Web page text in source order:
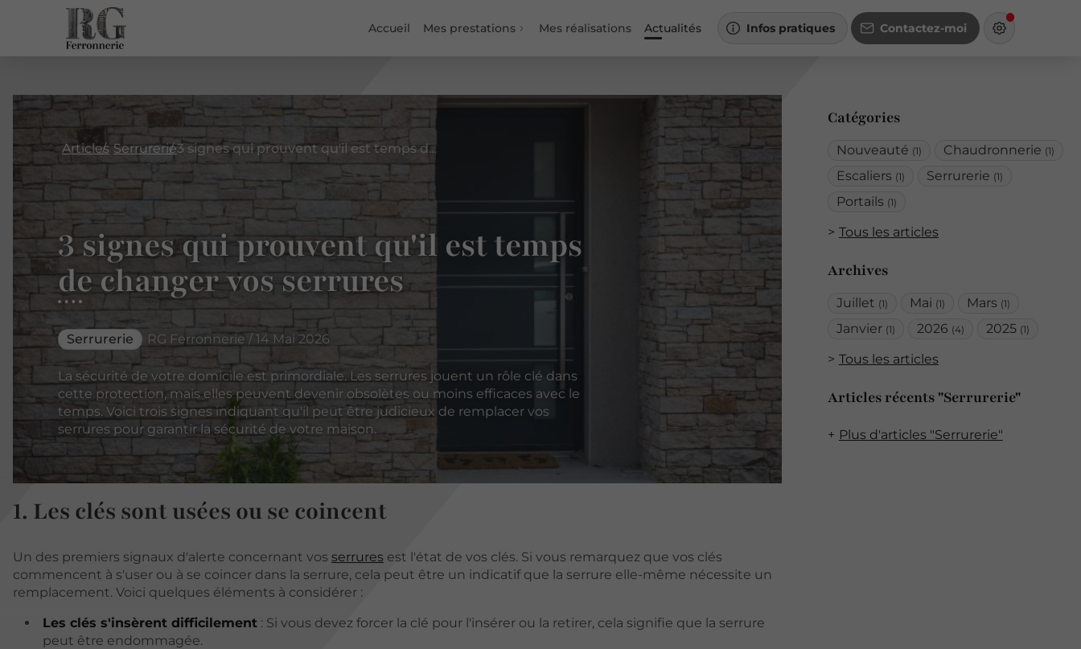
Accueil Mes prestations Mes réalisations Actualités Infos pratiques Contactez-moi
Catégories
Nouveauté (1) Chaudronnerie (1)
Escaliers (1) Serrurerie (1)
Portails (1)
Tous les articles
Archives
Juillet (1) Mai (1) Mars (1)
Janvier (1) 2026 (4) 2025 (1)
Tous les articles
Articles récents "Serrurerie"
Plus d'articles "Serrurerie"
Articles Serrurerie 3 signes qui prouvent qu'il est temps de changer vos serrures
3 signes qui prouvent qu'il est temps
de changer vos serrures
Serrurerie RG Ferronnerie / 14 Mai 2026
La sécurité de votre domicile est primordiale. Les serrures jouent un rôle clé dans
cette protection, mais elles peuvent devenir obsolètes ou moins efficaces avec le
temps. Voici trois signes indiquant qu'il peut être judicieux de remplacer vos
serrures pour garantir la sécurité de votre maison.
1. Les clés sont usées ou se coincent
Un des premiers signaux d'alerte concernant vos serrures est l'état de vos clés. Si vous remarquez que vos clés
commencent à s'user ou à se coincer dans la serrure, cela peut être un indicatif que la serrure elle-même nécessite un
remplacement. Voici quelques éléments à considérer :
Les clés s'insèrent difficilement : Si vous devez forcer la clé pour l'insérer ou la retirer, cela signifie que la serrure
peut être endommagée.